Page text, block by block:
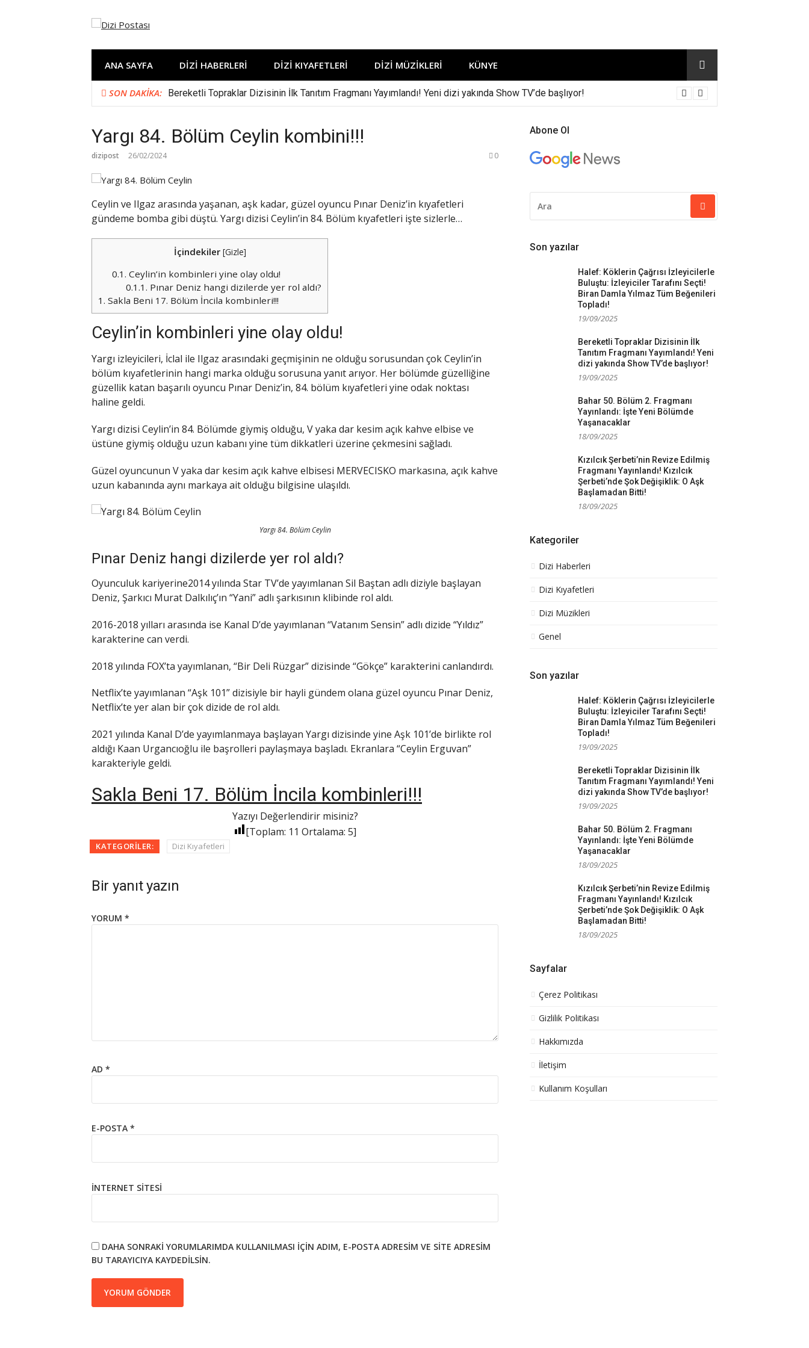
ANA SAYFA DIZI HABERLERI DIZI KIYAFETLERI DIZI MÜZIKLERI KÜNYE
SON DAKIKA: Bereketli Topraklar Dizisinin İlk Tanıtım Fragmanı Yayımlandı! Yeni dizi yakında Show TV’de başlıyor!
Yargı 84. Bölüm Ceylin kombini!!!
dizipost 26/02/2024 0
Ceylin ve Ilgaz arasında yaşanan, aşk kadar, güzel oyuncu Pınar Deniz’in kıyafetleri
gündeme bomba gibi düştü. Yargı dizisi Ceylin’in 84. Bölüm kıyafetleri işte sizlerle…
İçindekiler [Gizle]
0.1. Ceylin’in kombinleri yine olay oldu!
0.1.1. Pınar Deniz hangi dizilerde yer rol aldı?
1. Sakla Beni 17. Bölüm İncila kombinleri!!!
Ceylin’in kombinleri yine olay oldu!
Yargı izleyicileri, İclal ile Ilgaz arasındaki geçmişinin ne olduğu sorusundan çok Ceylin’in
bölüm kıyafetlerinin hangi marka olduğu sorusuna yanıt arıyor. Her bölümde güzelliğine
güzellik katan başarılı oyuncu Pınar Deniz’in, 84. bölüm kıyafetleri yine odak noktası
haline geldi.
Yargı dizisi Ceylin’in 84. Bölümde giymiş olduğu, V yaka dar kesim açık kahve elbise ve
üstüne giymiş olduğu uzun kabanı yine tüm dikkatleri üzerine çekmesini sağladı.
Güzel oyuncunun V yaka dar kesim açık kahve elbisesi MERVECISKO markasına, açık kahve
uzun kabanında aynı markaya ait olduğu bilgisine ulaşıldı.
Yargı 84. Bölüm Ceylin
Pınar Deniz hangi dizilerde yer rol aldı?
Oyunculuk kariyerine2014 yılında Star TV’de yayımlanan Sil Baştan adlı diziyle başlayan
Deniz, Şarkıcı Murat Dalkılıç’ın “Yani” adlı şarkısının klibinde rol aldı.
2016-2018 yılları arasında ise Kanal D’de yayımlanan “Vatanım Sensin” adlı dizide “Yıldız”
karakterine can verdi.
2018 yılında FOX’ta yayımlanan, “Bir Deli Rüzgar” dizisinde “Gökçe” karakterini canlandırdı.
Netflix’te yayımlanan “Aşk 101” dizisiyle bir hayli gündem olana güzel oyuncu Pınar Deniz,
Netflix’te yer alan bir çok dizide de rol aldı.
2021 yılında Kanal D’de yayımlanmaya başlayan Yargı dizisinde yine Aşk 101’de birlikte rol
aldığı Kaan Urgancıoğlu ile başrolleri paylaşmaya başladı. Ekranlara “Ceylin Erguvan”
karakteriyle geldi.
Sakla Beni 17. Bölüm İncila kombinleri!!!
Yazıyı Değerlendirir misiniz?
[Toplam: 11 Ortalama: 5]
KATEGORILER: Dizi Kıyafetleri
Bir yanıt yazın
YORUM *
AD *
E-POSTA *
İNTERNET SITESI
DAHA SONRAKI YORUMLARIMDA KULLANILMASI IÇIN ADIM, E-POSTA ADRESIM VE SITE ADRESIM
BU TARAYICIYA KAYDEDILSIN.
Abone Ol
YAP:
Son yazılar
Halef: Köklerin Çağrısı İzleyicilerle
Buluştu: İzleyiciler Tarafını Seçti!
Biran Damla Yılmaz Tüm Beğenileri
Topladı!
19/09/2025
Bereketli Topraklar Dizisinin İlk
Tanıtım Fragmanı Yayımlandı! Yeni
dizi yakında Show TV’de başlıyor!
19/09/2025
Bahar 50. Bölüm 2. Fragmanı
Yayınlandı: İşte Yeni Bölümde
Yaşanacaklar
18/09/2025
Kızılcık Şerbeti’nin Revize Edilmiş
Fragmanı Yayınlandı! Kızılcık
Şerbeti’nde Şok Değişiklik: O Aşk
Başlamadan Bitti!
18/09/2025
Kategoriler
Dizi Haberleri
Dizi Kıyafetleri
Dizi Müzikleri
Genel
Son yazılar
Halef: Köklerin Çağrısı İzleyicilerle
Buluştu: İzleyiciler Tarafını Seçti!
Biran Damla Yılmaz Tüm Beğenileri
Topladı!
19/09/2025
Bereketli Topraklar Dizisinin İlk
Tanıtım Fragmanı Yayımlandı! Yeni
dizi yakında Show TV’de başlıyor!
19/09/2025
Bahar 50. Bölüm 2. Fragmanı
Yayınlandı: İşte Yeni Bölümde
Yaşanacaklar
18/09/2025
Kızılcık Şerbeti’nin Revize Edilmiş
Fragmanı Yayınlandı! Kızılcık
Şerbeti’nde Şok Değişiklik: O Aşk
Başlamadan Bitti!
18/09/2025
Sayfalar
Çerez Politikası
Gizlilik Politikası
Hakkımızda
İletişim
Kullanım Koşulları